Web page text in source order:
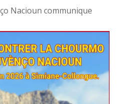
Nacioun communique